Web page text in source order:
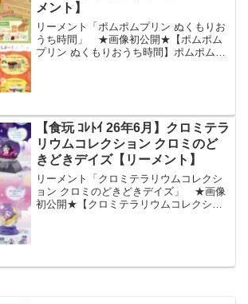
メント】
リーメント「ポムポムプリン ぬくもりお
うち時間」 ★画像初公開★【ポムポム
プリン ぬくもりおうち時間】ポムポムプ
【食玩 ｺﾚﾄｲ 26年6月】クロミテラ
リウムコレクション クロミのど
きどきデイズ【リーメント】
リーメント「クロミテラリウムコレクシ
ョン クロミのどきどきデイズ」 ★画像
初公開★【クロミテラリウムコレクショ